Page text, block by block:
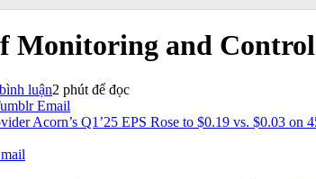
Monitoring and
luận2 phút để đọc
Email